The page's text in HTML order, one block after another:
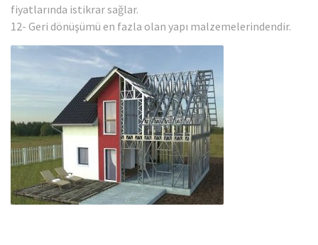
fiyatlarında istikrar sağlar.
12- Geri dönüşümü en fazla olan yapı malzemelerindendir.